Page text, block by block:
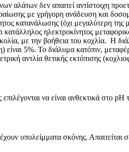
αλάτων δεν απαιτεί αντίστοιχη
με γρήγορη ανάδευση και
κατανάλωσης (όχι μεγαλύτερη
κατάλληλος ηλεκτροκίνητος
με την βοήθεια του κοχλία. Η
είναι 5%. Το διάλυμα κατόπιν,
αντλία θετικής εκτόπισης
να είναι ανθεκτικά στο
υπολείμματα σκόνης. Απαιτείται